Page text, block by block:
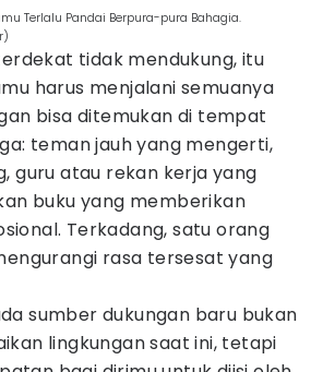
Terlalu Pandai Berpura-pura Bahagia.
tidak mendukung, itu
harus menjalani semuanya
bisa ditemukan di tempat
teman jauh yang mengerti,
guru atau rekan kerja yang
buku yang memberikan
Terkadang, satu orang
rasa tersesat yang
sumber dukungan baru bukan
lingkungan saat ini, tetapi